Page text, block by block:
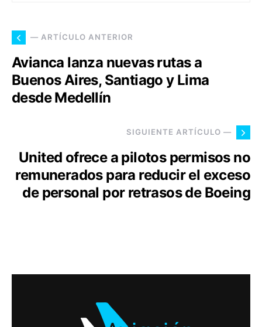
— ARTÍCULO ANTERIOR
Avianca lanza nuevas rutas a
Buenos Aires, Santiago y Lima
desde Medellín
SIGUIENTE ARTÍCULO —
United ofrece a pilotos permisos no
remunerados para reducir el exceso
de personal por retrasos de Boeing